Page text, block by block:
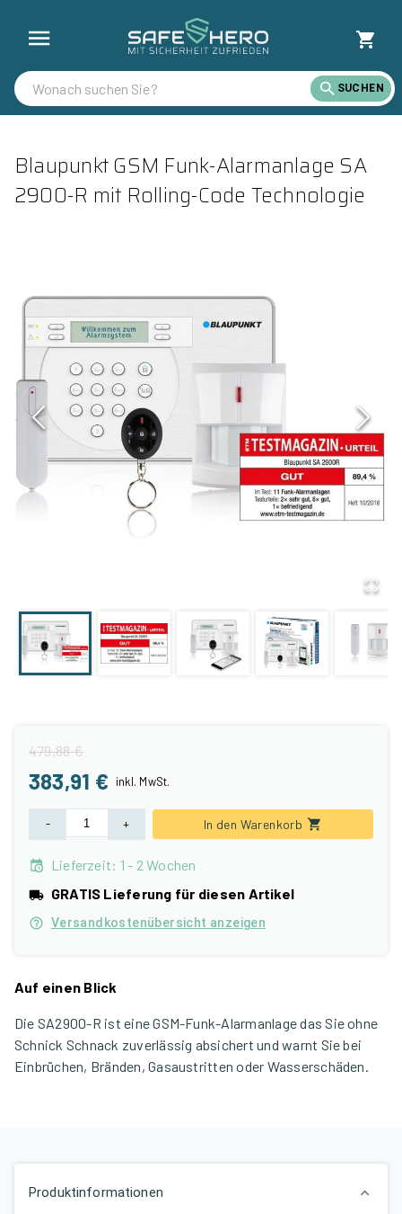
SUCHEN
Blaupunkt GSM Funk-Alarmanlage SA
2900-R mit Rolling-Code Technologie
479,88 €
383,91 € inkl. MwSt.
- + In den Warenkorb
Lieferzeit: 1 - 2 Wochen
GRATIS Lieferung für diesen Artikel
Versandkostenübersicht anzeigen
Auf einen Blick
Die SA2900-R ist eine GSM-Funk-Alarmanlage das Sie ohne
Schnick Schnack zuverlässig absichert und warnt Sie bei
Einbrüchen, Bränden, Gasaustritten oder Wasserschäden.
Produktinformationen